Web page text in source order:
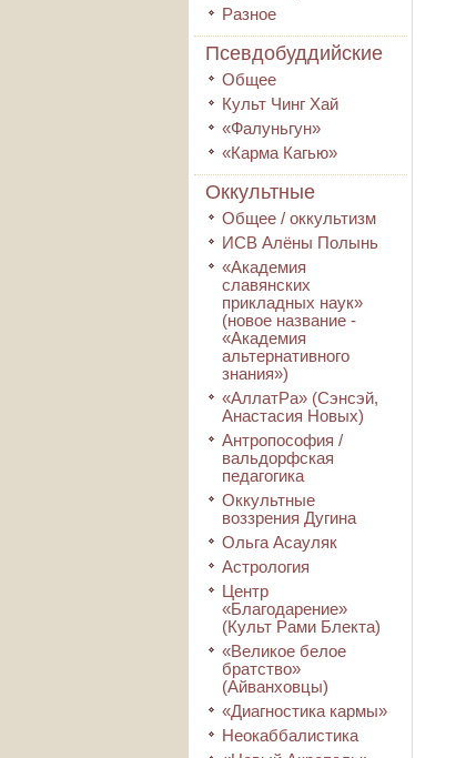
Разное
Псевдобуддийские
Общее
Культ Чинг Хай
«Фалуньгун»
«Карма Кагью»
Оккультные
Общее / оккультизм
ИСВ Алёны Полынь
«Академия
славянских
прикладных наук»
(новое название -
«Академия
альтернативного
знания»)
«АллатРа» (Сэнсэй,
Анастасия Новых)
Антропософия /
вальдорфская
педагогика
Оккультные
воззрения Дугина
Ольга Асауляк
Астрология
Центр
«Благодарение»
(Культ Рами Блекта)
«Великое белое
братство»
(Айванховцы)
«Диагностика кармы»
Неокаббалистика